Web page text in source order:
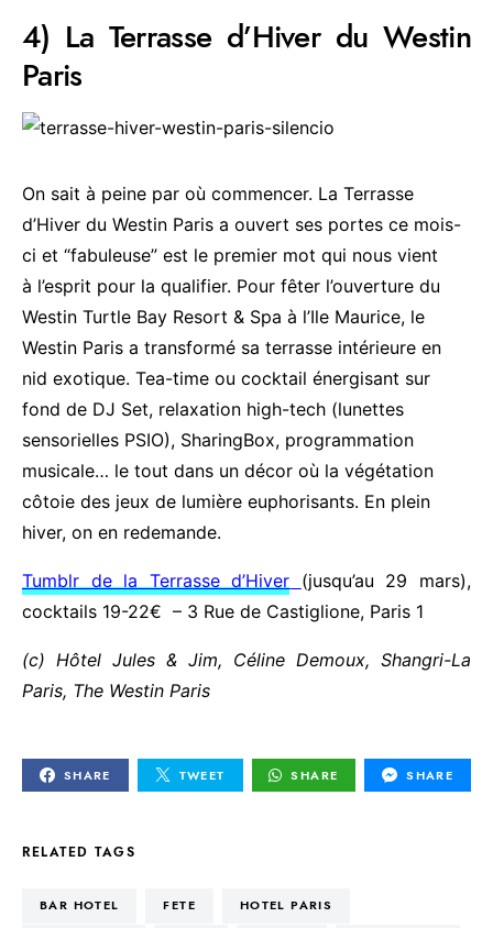
4) La Terrasse d’Hiver du Westin
Paris
On sait à peine par où commencer. La Terrasse
d’Hiver du Westin Paris a ouvert ses portes ce mois-
ci et “fabuleuse” est le premier mot qui nous vient
à l’esprit pour la qualifier. Pour fêter l’ouverture du
Westin Turtle Bay Resort & Spa à l’Ile Maurice, le
Westin Paris a transformé sa terrasse intérieure en
nid exotique. Tea-time ou cocktail énergisant sur
fond de DJ Set, relaxation high-tech (lunettes
sensorielles PSIO), SharingBox, programmation
musicale… le tout dans un décor où la végétation
côtoie des jeux de lumière euphorisants. En plein
hiver, on en redemande.
Tumblr de la Terrasse d’Hiver (jusqu’au 29 mars),
cocktails 19-22€ – 3 Rue de Castiglione, Paris 1
(c) Hôtel Jules & Jim, Céline Demoux, Shangri-La
Paris, The Westin Paris
SHARE TWEET SHARE SHARE
RELATED TAGS
BAR HOTEL FETE HOTEL PARIS